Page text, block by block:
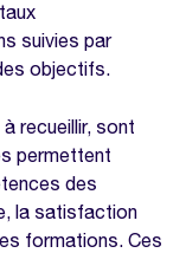
des
pour
?
suivies par
objectifs.
recueillir, sont
permettent
des
la satisfaction
formations. Ces